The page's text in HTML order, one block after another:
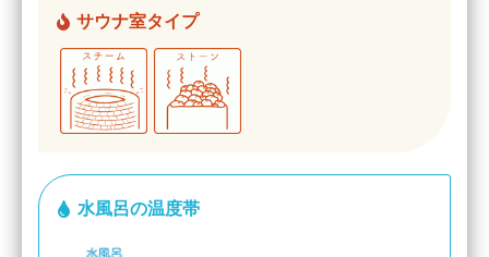
サウナ室タイプ
水風呂の温度帯